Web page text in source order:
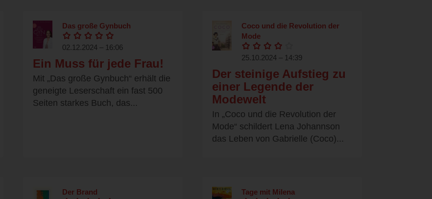
Das große Gynbuch
02.12.2024 – 16:06
Ein Muss für jede Frau!
Mit „Das große Gynbuch“ erhält die
geneigte Leserschaft ein fast 500
Seiten starkes Buch, das...
Coco und die Revolution der
Mode
25.10.2024 – 14:39
Der steinige Aufstieg zu
einer Legende der
Modewelt
In „Coco und die Revolution der
Mode“ schildert Lena Johannson
das Leben von Gabrielle (Coco)...
Der Brand Tage mit Milena